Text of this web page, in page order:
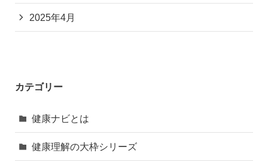
2025年4月
カテゴリー
健康ナビとは
健康理解の大枠シリーズ